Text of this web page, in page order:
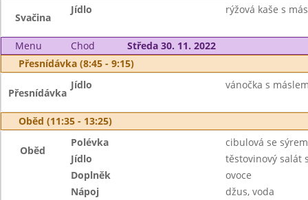
Svačina
Jídlo rýžová kaše s
Menu Chod
Středa 30. 11. 2022
Přesnídávka (8:45 - 9:15)
Přesnídávka
Jídlo vánočka s
Oběd (11:35 - 13:25)
Oběd
Polévka
cibulová se sýrem
Jídlo
těstovinový salát
Doplněk
ovoce
Nápoj
džus, voda